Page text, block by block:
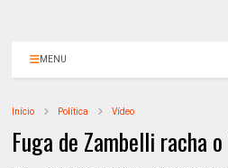
MENU
Início Política Vídeo
Fuga de Zambelli racha